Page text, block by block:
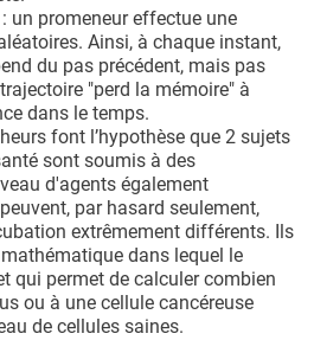
un promeneur effectue une
Ainsi, à chaque instant,
du pas précédent, mais pas
"perd la mémoire" à
dans le temps.
font l’hypothèse que 2 sujets
sont soumis à des
d'agents également
par hasard seulement,
extrêmement différents. Ils
dans lequel le
qui permet de calculer combien
ou à une cellule cancéreuse
de cellules saines.